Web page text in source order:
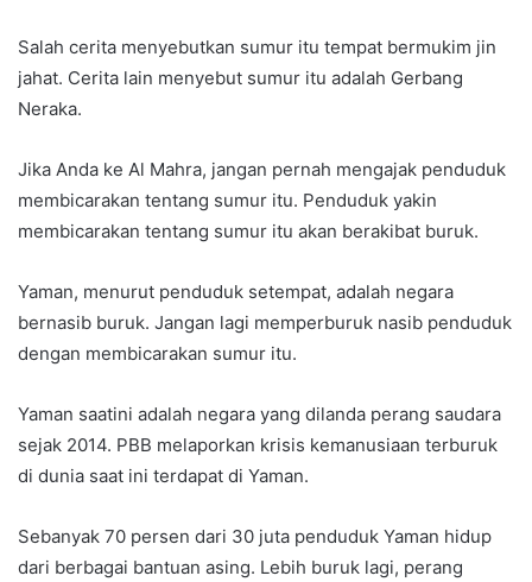
Salah cerita menyebutkan sumur itu tempat bermukim jin
jahat. Cerita lain menyebut sumur itu adalah Gerbang
Neraka.
Jika Anda ke Al Mahra, jangan pernah mengajak penduduk
membicarakan tentang sumur itu. Penduduk yakin
membicarakan tentang sumur itu akan berakibat buruk.
Yaman, menurut penduduk setempat, adalah negara
bernasib buruk. Jangan lagi memperburuk nasib penduduk
dengan membicarakan sumur itu.
Yaman saatini adalah negara yang dilanda perang saudara
sejak 2014. PBB melaporkan krisis kemanusiaan terburuk
di dunia saat ini terdapat di Yaman.
Sebanyak 70 persen dari 30 juta penduduk Yaman hidup
dari berbagai bantuan asing. Lebih buruk lagi, perang